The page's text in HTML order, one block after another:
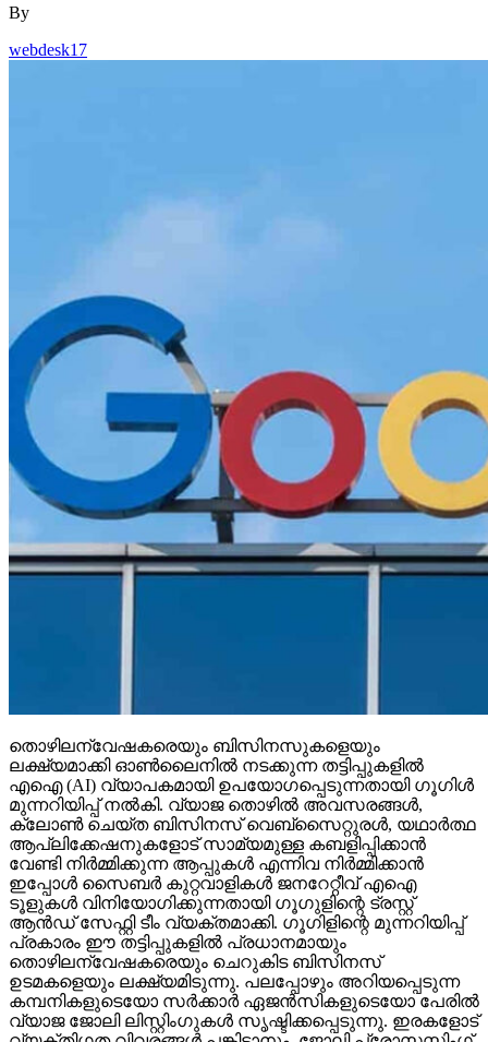
By
webdesk17
തൊഴിലന്വേഷകരെയും ബിസിനസുകളെയും
ലക്ഷ്യമാക്കി ഓണ്‍ലൈനില്‍ നടക്കുന്ന തട്ടിപ്പുകളില്‍
എഐ (AI) വ്യാപകമായി ഉപയോഗപ്പെടുന്നതായി ഗൂഗിള്‍
മുന്നറിയിപ്പ് നല്‍കി. വ്യാജ തൊഴില്‍ അവസരങ്ങള്‍,
ക്ലോണ്‍ ചെയ്ത ബിസിനസ് വെബ്‌സൈറ്റുരള്‍, യഥാര്‍ത്ഥ
ആപ്ലിക്കേഷനുകളോട് സാമ്യമുള്ള കബളിപ്പിക്കാന്‍
വേണ്ടി നിര്‍മ്മിക്കുന്ന ആപ്പുകള്‍ എന്നിവ നിര്‍മ്മിക്കാന്‍
ഇപ്പോള്‍ സൈബര്‍ കുറ്റവാളികള്‍ ജനറേറ്റീവ് എഐ
ടൂളുകള്‍ വിനിയോഗിക്കുന്നതായി ഗൂഗുളിന്റെ ട്രസ്റ്റ്
ആന്‍ഡ് സേഫ്റ്റി ടീം വ്യക്തമാക്കി. ഗൂഗിളിന്റെ മുന്നറിയിപ്പ്
പ്രകാരം ഈ തട്ടിപ്പുകളില്‍ പ്രധാനമായും
തൊഴിലന്വേഷകരെയും ചെറുകിട ബിസിനസ്
ഉടമകളെയും ലക്ഷ്യമിടുന്നു. പലപ്പോഴും അറിയപ്പെടുന്ന
കമ്പനികളുടെയോ സര്‍ക്കാര്‍ ഏജന്‍സികളുടെയോ പേരില്‍
വ്യാജ ജോലി ലിസ്റ്റിംഗുകള്‍ സൃഷ്ടിക്കപ്പെടുന്നു. ഇരകളോട്